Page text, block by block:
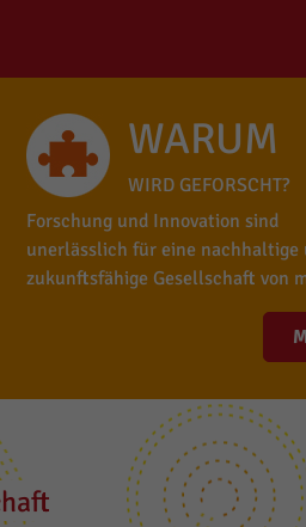
WARUM
WIRD GEFORSCHT?
Forschung und Innovation sind
unerlässlich für eine nachhaltige
zukunftsfähige Gesellschaft von